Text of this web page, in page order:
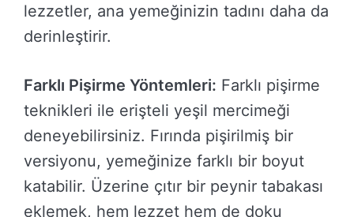
lezzetler, ana yemeğinizin tadını daha da
derinleştirir.
Farklı Pişirme Yöntemleri: Farklı pişirme
teknikleri ile erişteli yeşil mercimeği
deneyebilirsiniz. Fırında pişirilmiş bir
versiyonu, yemeğinize farklı bir boyut
katabilir. Üzerine çıtır bir peynir tabakası
eklemek, hem lezzet hem de doku